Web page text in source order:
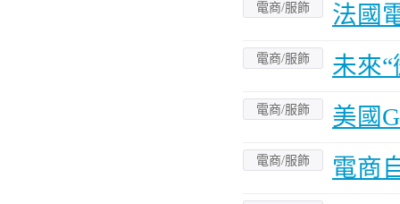
電商/服飾 法國
電商/服飾 未來
電商/服飾 美國
電商/服飾 電商